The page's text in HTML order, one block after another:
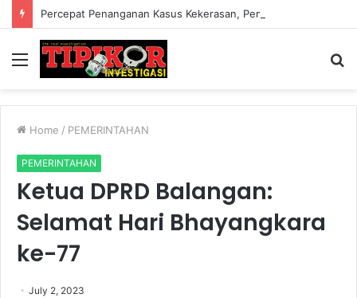
Menu
Home / PEMERINTAHAN
PEMERINTAHAN
Ketua DPRD Balangan:
Selamat Hari Bhayangkara
ke-77
July 2, 2023